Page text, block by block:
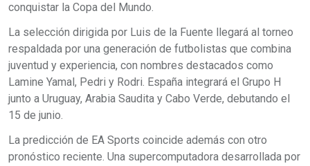
conquistar la Copa del Mundo.
La selección dirigida por Luis de la Fuente llegará al torneo
respaldada por una generación de futbolistas que combina
juventud y experiencia, con nombres destacados como
Lamine Yamal, Pedri y Rodri. España integrará el Grupo H
junto a Uruguay, Arabia Saudita y Cabo Verde, debutando el
15 de junio.
La predicción de EA Sports coincide además con otro
pronóstico reciente. Una supercomputadora desarrollada por